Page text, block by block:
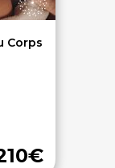
Corps